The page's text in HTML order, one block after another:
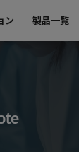
ン 製品一覧